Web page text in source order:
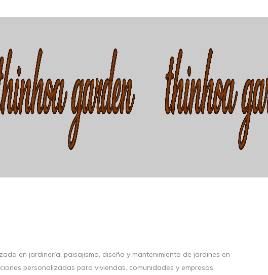
en jardinería, paisajismo, diseño y mantenimiento de jardines en
personalizadas para viviendas, comunidades y empresas,